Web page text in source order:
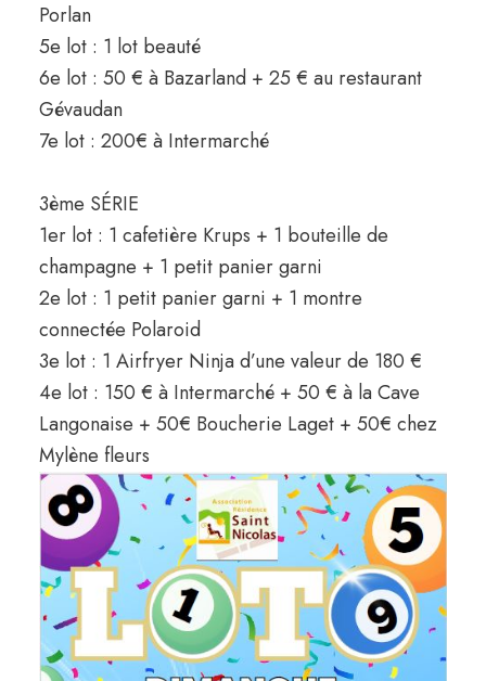
Porlan
5e lot : 1 lot beauté
6e lot : 50 € à Bazarland + 25 € au restaurant
Gévaudan
7e lot : 200€ à Intermarché
3ème SÉRIE
1er lot : 1 cafetière Krups + 1 bouteille de
champagne + 1 petit panier garni
2e lot : 1 petit panier garni + 1 montre
connectée Polaroid
3e lot : 1 Airfryer Ninja d’une valeur de 180 €
4e lot : 150 € à Intermarché + 50 € à la Cave
Langonaise + 50€ Boucherie Laget + 50€ chez
Mylène fleurs